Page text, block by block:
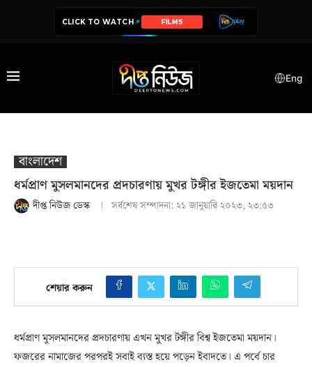
CLICK TO WATCH FILMS
SERIES
Eng
বাংলাদেশ
ধর্মপ্রাণ মুসলমানদের প্রদচারণায় মুখর টঙ্গীর ইজতেমা ময়দান
দীপ্ত নিউজ ডেস্ক সর্বশেষ সম্পাদনা: ২১ জানুয়ারি ২০২৩, ২৩:৫৩
শেয়ার করুন
ধর্মপ্রাণ মুসলমানদের প্রদচারণায় এখন মুখর টঙ্গীর বিশ্ব ইজতেমা ময়দান।
ফজরের নামাজের পরপরই সবাই ব্যস্ত হয়ে পড়েন ইবাদতে। এ পর্বে চার